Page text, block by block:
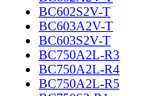
BC602S2V-T
BC603A2V-T
BC603S2V-T
BC750A2L-R3
BC750A2L-R4
BC750A2L-R5